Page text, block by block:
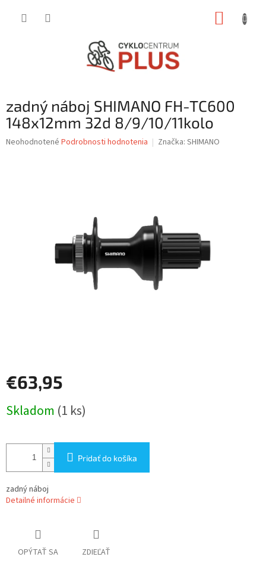
zadný náboj SHIMANO FH-TC600
148x12mm 32d 8/9/10/11kolo
Priemerné
Neohodnotené Podrobnosti hodnotenia Značka: SHIMANO
€63,95
cena:
Skladom (1 ks)
Pridať do košíka
zadný náboj
Detailné informácie
OPÝTAŤ SA ZDIEĽAŤ